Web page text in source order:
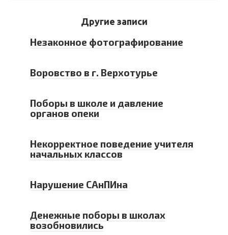
Другие записи
Незаконное фотографирование
Воровство в г. Верхотурье
Поборы в школе и давление
органов опеки
Некорректное поведение учителя
начальных классов
Нарушение САнПИна
Денежные поборы в школах
возобновились